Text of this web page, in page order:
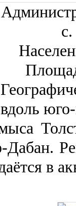
Дабан.
в